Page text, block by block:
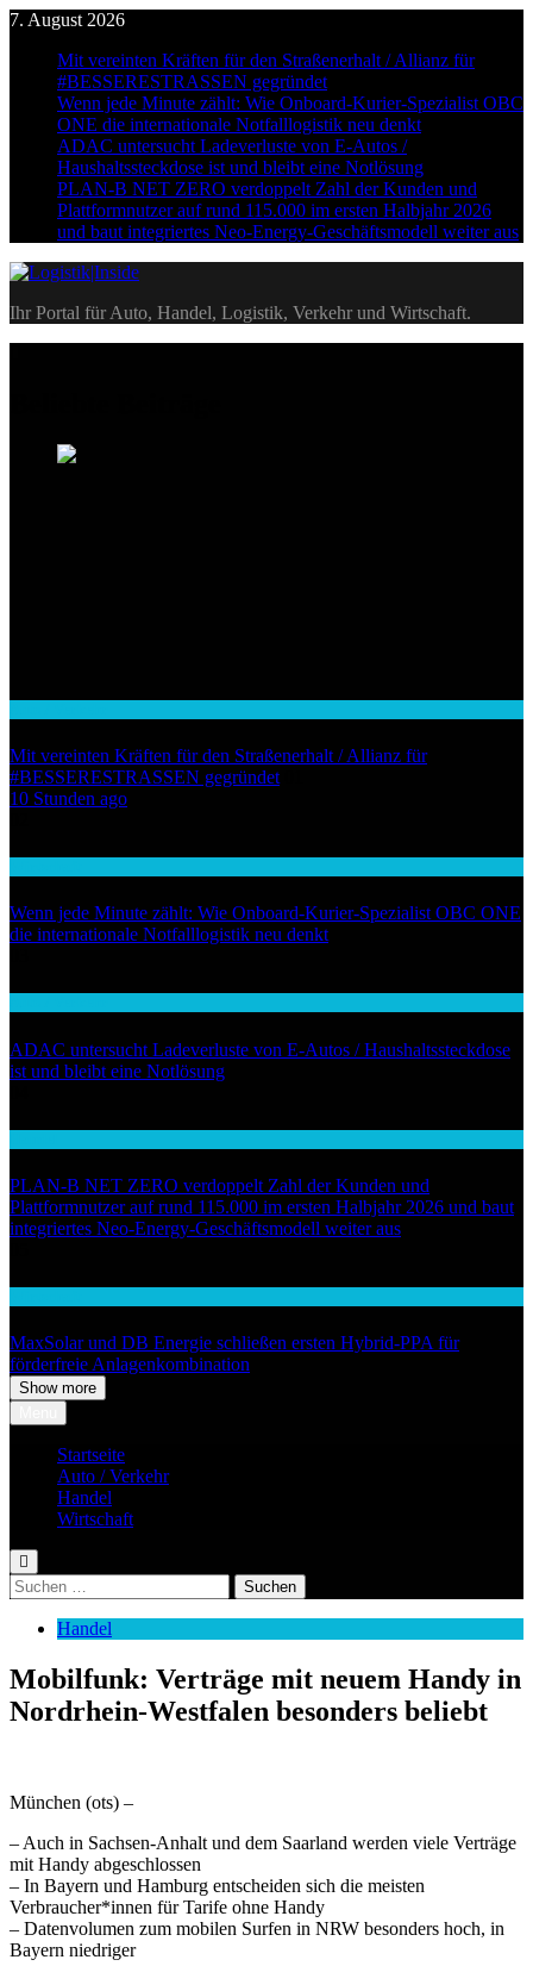
Skip
content
7. August 2026
Mit vereinten Kräften für den Straßenerhalt / Allianz für
#BESSERESTRASSEN gegründet
Wenn jede Minute zählt: Wie Onboard-Kurier-Spezialist OBC
ONE die internationale Notfalllogistik neu denkt
ADAC untersucht Ladeverluste von E-Autos /
Haushaltssteckdose ist und bleibt eine Notlösung
PLAN-B NET ZERO verdoppelt Zahl der Kunden und
Plattformnutzer auf rund 115.000 im ersten Halbjahr 2026
und baut integriertes Neo-Energy-Geschäftsmodell weiter aus
Logistik|Inside
Ihr Portal für Auto, Handel, Logistik, Verkehr und Wirtschaft.
Mit vereinten Kräften für den Straßenerhalt / Allianz für
#BESSERESTRASSEN gegründet
10 Stunden ago
Wenn jede Minute zählt: Wie Onboard-Kurier-Spezialist OBC ONE
die internationale Notfalllogistik neu denkt
ADAC untersucht Ladeverluste von E-Autos / Haushaltssteckdose
ist und bleibt eine Notlösung
PLAN-B NET ZERO verdoppelt Zahl der Kunden und
Plattformnutzer auf rund 115.000 im ersten Halbjahr 2026 und baut
integriertes Neo-Energy-Geschäftsmodell weiter aus
MaxSolar und DB Energie schließen ersten Hybrid-PPA für
förderfreie Anlagenkombination
Show more
Startseite
Auto / Verkehr
Handel
Wirtschaft
Suchen
nach:
Handel
Mobilfunk: Verträge mit neuem Handy in
Nordrhein-Westfalen besonders beliebt
München (ots) –
– Auch in Sachsen-Anhalt und dem Saarland werden viele Verträge
mit Handy abgeschlossen
– In Bayern und Hamburg entscheiden sich die meisten
Verbraucher*innen für Tarife ohne Handy
– Datenvolumen zum mobilen Surfen in NRW besonders hoch, in
Bayern niedriger